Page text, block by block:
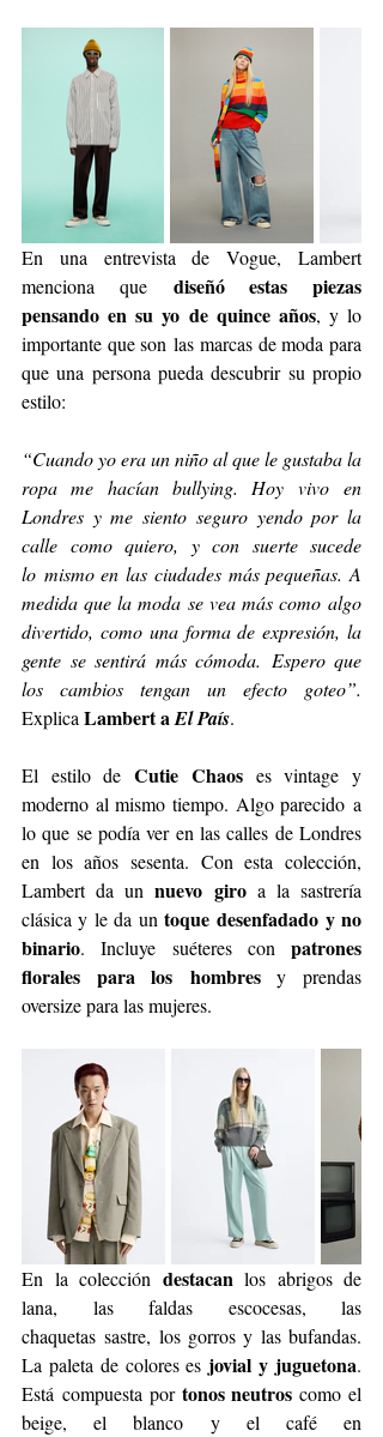
En una entrevista de Vogue, Lambert
menciona que
diseñó estas piezas
pensando en su yo de quince años, y lo
importante que son las marcas de moda para
que una persona pueda descubrir su propio
estilo:
“Cuando yo era un niño al que le gustaba la
ropa me hacían bullying. Hoy vivo en
Londres y me siento seguro yendo por la
calle como quiero, y con suerte sucede
lo mismo en las ciudades más pequeñas. A
medida que la moda se vea más como algo
divertido, como una forma de expresión, la
gente se sentirá más cómoda. Espero que
Explica Lambert a El País.
El estilo de Cutie Chaos es vintage y
moderno al mismo tiempo. Algo parecido a
lo que se podía ver en las calles de Londres
en los años sesenta. Con esta colección,
Lambert da un nuevo giro a la sastrería
clásica y le da un toque desenfadado y no
binario. Incluye suéteres con patrones
florales para los
hombres y prendas
oversize para las mujeres.
En la colección destacan los abrigos de
lana, las faldas escocesas, las
chaquetas sastre, los gorros y las bufandas.
La paleta de colores es jovial y juguetona.
Está compuesta por tonos neutros como el
beige, el blanco y el café en